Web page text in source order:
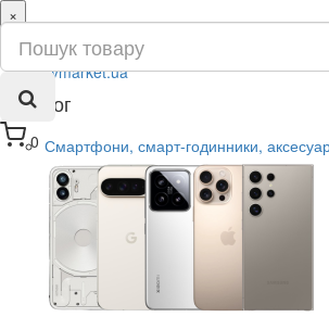
0
×
ru
ua
Каталог
Смартфони, смарт-годинники,